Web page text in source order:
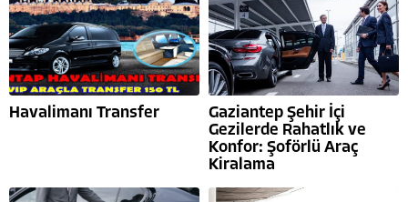
Havalimanı Transfer
Gaziantep Şehir İçi
Gezilerde Rahatlık ve
Konfor: Şoförlü Araç
Kiralama